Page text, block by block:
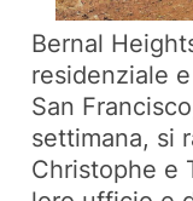
Bernal
residenziale
San
settimana, si
Christophe e